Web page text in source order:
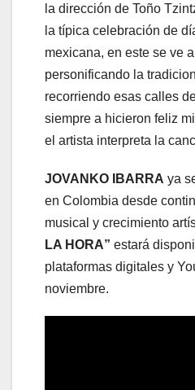
la dirección de Toño
la típica celebración de
mexicana, en este se ve
personificando la
recorriendo esas calles
siempre a hicieron feliz
el artista interpreta la
JOVANKO IBARRA ya
en Colombia desde
musical y crecimiento
LA HORA” estará
plataformas digitales y
noviembre.